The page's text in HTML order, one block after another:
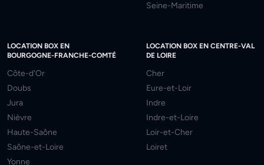
Seine-Maritime
LOCATION BOX EN
BOURGOGNE-FRANCHE-COMTÉ
Côte-d'Or
Doubs
Jura
Nièvre
Haute-Saône
Saône-et-Loire
Yonne
LOCATION BOX EN CENTRE-VAL
DE LOIRE
Cher
Eure-et-Loir
Indre
Indre-et-Loire
Loir-et-Cher
Loiret